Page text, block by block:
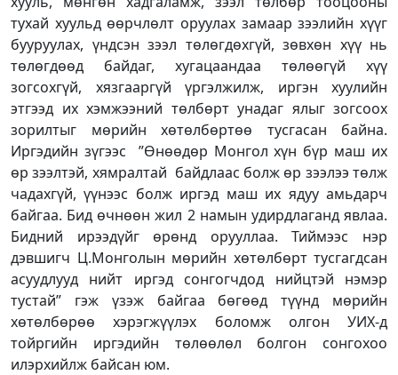
тухай хуульд өөрчлөлт оруулах замаар зээлийн хүүг
бууруулах, үндсэн зээл төлөгдөхгүй, зөвхөн хүү нь
төлөгдөөд байдаг, хугацаандаа төлөөгүй хүү
зогсохгүй, хязгааргүй үргэлжилж, иргэн хуулийн
этгээд их хэмжээний төлбөрт унадаг ялыг зогсоох
зорилтыг мөрийн хөтөлбөртөө тусгасан байна.
Иргэдийн зүгээс ”Өнөөдөр Монгол хүн бүр маш их
өр зээлтэй, хямралтай байдлаас болж өр зээлээ төлж
чадахгүй, үүнээс болж иргэд маш их ядуу амьдарч
байгаа. Бид өчнөөн жил 2 намын удирдлаганд явлаа.
Бидний ирээдүйг өрөнд орууллаа. Тиймээс нэр
дэвшигч Ц.Монголын мөрийн хөтөлбөрт тусгагдсан
асуудлууд нийт иргэд сонгогчдод нийцтэй нэмэр
тустай” гэж үзэж байгаа бөгөөд түүнд мөрийн
хөтөлбөрөө хэрэгжүүлэх боломж олгон УИХ-д
тойргийн иргэдийн төлөөлөл болгон сонгохоо
илэрхийлж байсан юм.